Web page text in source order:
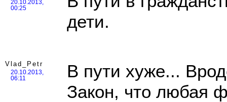
20.10.2013,
00:25
дети.
Vlad_Petr
20.10.2013,
06:11
В пути хуже...
Закон, что любая